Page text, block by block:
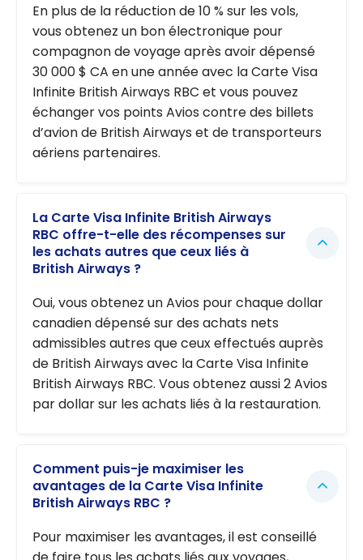
En plus de la réduction de 10 % sur les vols,
vous obtenez un bon électronique pour
compagnon de voyage après avoir dépensé
30 000 $ CA en une année avec la Carte Visa
Infinite British Airways RBC et vous pouvez
échanger vos points Avios contre des billets
d’avion de British Airways et de transporteurs
aériens partenaires.
La Carte Visa Infinite British Airways
RBC offre-t-elle des récompenses sur
les achats autres que ceux liés à
British Airways ?
Oui, vous obtenez un Avios pour chaque dollar
canadien dépensé sur des achats nets
admissibles autres que ceux effectués auprès
de British Airways avec la Carte Visa Infinite
British Airways RBC. Vous obtenez aussi 2 Avios
par dollar sur les achats liés à la restauration.
Comment puis-je maximiser les
avantages de la Carte Visa Infinite
British Airways RBC ?
Pour maximiser les avantages, il est conseillé